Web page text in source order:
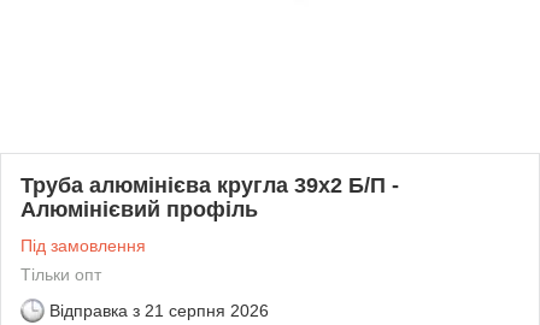
Труба алюмінієва кругла 39х2 Б/П -
Алюмінієвий профіль
Під замовлення
Тільки опт
Відправка з 21 серпня 2026